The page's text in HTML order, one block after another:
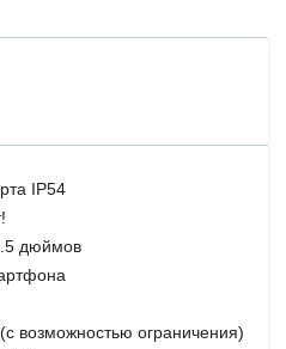
IP54
дюймов
возможностью ограничения)